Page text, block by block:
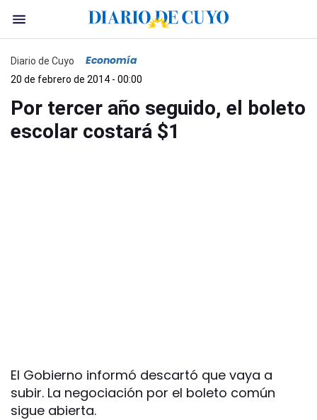
Diario de Cuyo Economía
20 de febrero de 2014 - 00:00
Por tercer año seguido, el boleto
escolar costará $1
El Gobierno informó descartó que vaya a
subir. La negociación por el boleto común
sigue abierta.